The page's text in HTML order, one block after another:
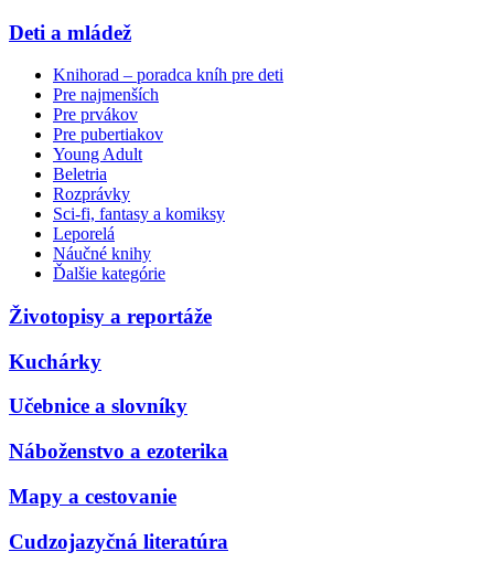
Deti a mládež
Knihorad – poradca kníh pre deti
Pre najmenších
Pre prvákov
Pre pubertiakov
Young Adult
Beletria
Rozprávky
Sci-fi, fantasy a komiksy
Leporelá
Náučné knihy
Ďalšie kategórie
Životopisy a reportáže
Kuchárky
Učebnice a slovníky
Náboženstvo a ezoterika
Mapy a cestovanie
Cudzojazyčná literatúra